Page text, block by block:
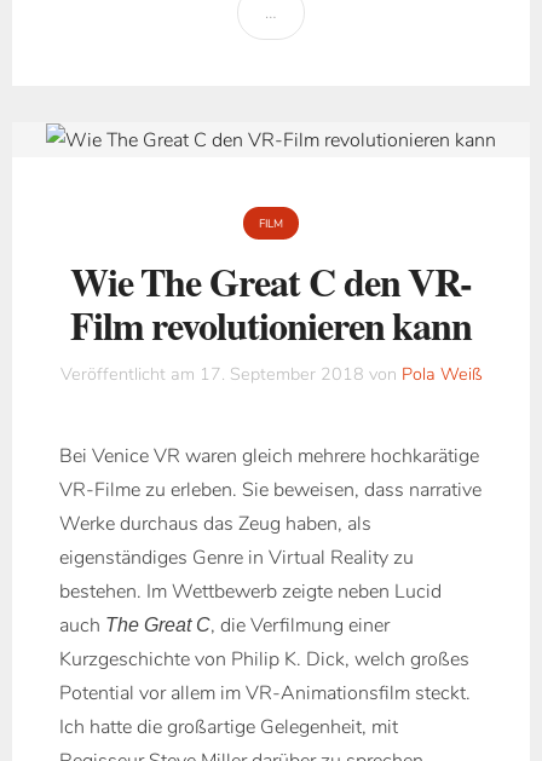
…
FILM
Wie The Great C den VR-
Film revolutionieren kann
Veröffentlicht am 17. September 2018 von Pola Weiß
Bei Venice VR waren gleich mehrere hochkarätige
VR-Filme zu erleben. Sie beweisen, dass narrative
Werke durchaus das Zeug haben, als
eigenständiges Genre in Virtual Reality zu
bestehen. Im Wettbewerb zeigte neben Lucid
auch The Great C, die Verfilmung einer
Kurzgeschichte von Philip K. Dick, welch großes
Potential vor allem im VR-Animationsfilm steckt.
Ich hatte die großartige Gelegenheit, mit